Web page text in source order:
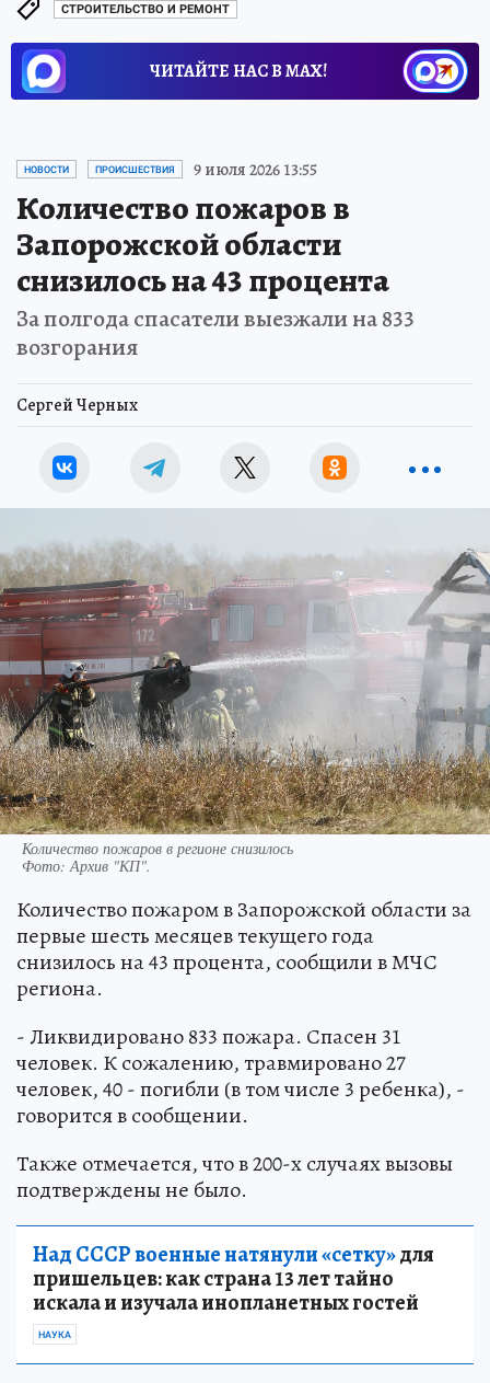
СТРОИТЕЛЬСТВО И РЕМОНТ
ЧИТАЙТЕ НАС В МАХ!
НОВОСТИ ПРОИСШЕСТВИЯ 9 июля 2026 13:55
Количество пожаров в
Запорожской области
снизилось на 43 процента
За полгода спасатели выезжали на 833
возгорания
Сергей Черных
Количество пожаров в регионе снизилось
Фото:Архив "КП".
Количество пожаром в Запорожской области за
первые шесть месяцев текущего года
снизилось на 43 процента, сообщили в МЧС
региона.
- Ликвидировано 833 пожара. Спасен 31
человек. К сожалению, травмировано 27
человек, 40 - погибли (в том числе 3 ребенка), -
говорится в сообщении.
Также отмечается, что в 200-х случаях вызовы
подтверждены не было.
Над СССР военные натянули «сетку»для
пришельцев: как страна 13 лет тайно
искала и изучала инопланетных гостей
НАУКА